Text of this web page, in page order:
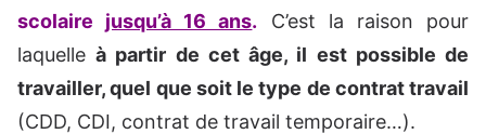
scolaire jusqu’à 16 ans. C’est la raison pour
laquelleà partir de cet âge, il est possible de
travailler, quel que soit le type de contrat travail
(CDD, CDI, contrat de travail temporaire…).